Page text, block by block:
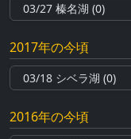
03/27 榛名湖 (0)
2017年の今頃
03/18 シベラ湖 (0)
2016年の今頃